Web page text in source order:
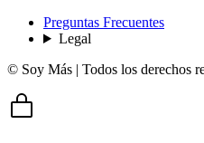
Preguntas Frecuentes
Legal
© Soy Más | Todos los derechos